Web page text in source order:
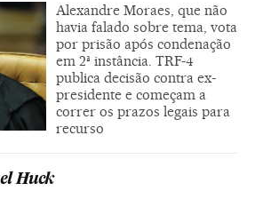
Alexandre Moraes, que não
havia falado sobre tema, vota
por prisão após condenação
em 2ª instância. TRF-4
publica decisão contra ex-
presidente e começam a
correr os prazos legais para
recurso
Huck